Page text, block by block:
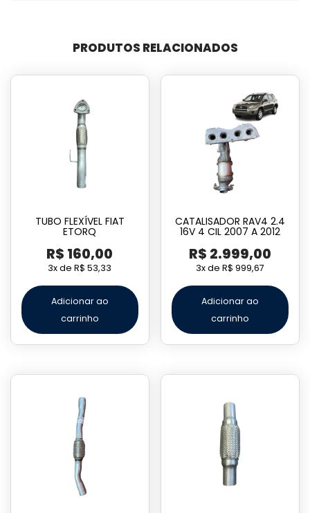
PRODUTOS RELACIONADOS
TUBO FLEXÍVEL FIAT
ETORQ
R$ 160,00
3x deR$ 53,33
Adicionar ao
carrinho
CATALISADOR RAV4 2.4
16V 4 CIL 2007 A 2012
R$ 2.999,00
3x deR$ 999,67
Adicionar ao
carrinho